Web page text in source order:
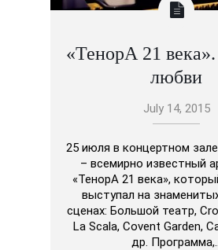
«ТенорА 21
любви
July 14, 2015
25 июля в концертном
– всемирно известный
«ТенорА 21 века»,
выступал на
сценах: Большой театр,
La Scala, Covent Garden,
др. Программа,…